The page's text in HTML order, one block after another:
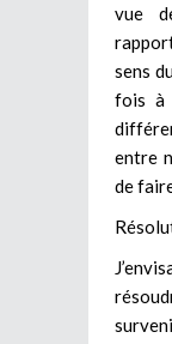
vue
sens
fois à
entre
de